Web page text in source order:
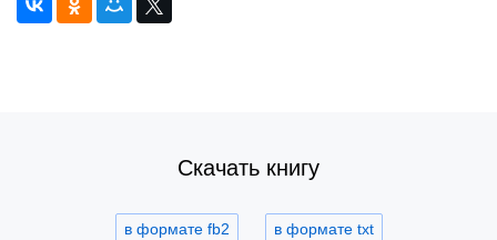
Скачать книгу
в формате fb2 в формате txt